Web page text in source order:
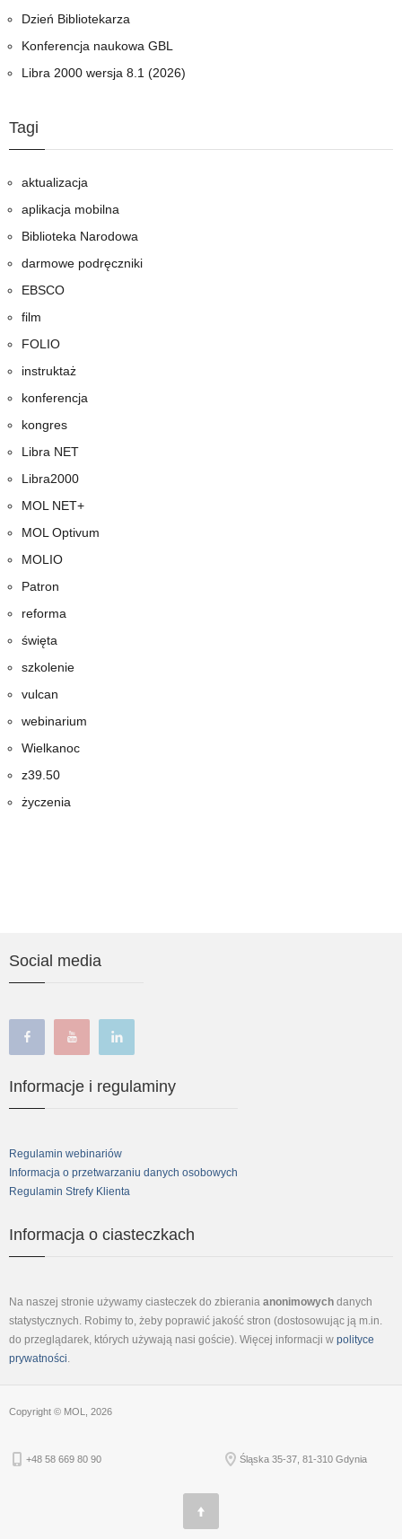
Dzień Bibliotekarza
Konferencja naukowa GBL
Libra 2000 wersja 8.1 (2026)
Tagi
aktualizacja
aplikacja mobilna
Biblioteka Narodowa
darmowe podręczniki
EBSCO
film
FOLIO
instruktaż
konferencja
kongres
Libra NET
Libra2000
MOL NET+
MOL Optivum
MOLIO
Patron
reforma
święta
szkolenie
vulcan
webinarium
Wielkanoc
z39.50
życzenia
Social media
Informacje i regulaminy
Regulamin webinariów
Informacja o przetwarzaniu danych osobowych
Regulamin Strefy Klienta
Informacja o ciasteczkach
Na naszej stronie używamy ciasteczek do zbierania anonimowych danych
statystycznych. Robimy to, żeby poprawić jakość stron (dostosowując ją m.in.
do przeglądarek, których używają nasi goście). Więcej informacji w polityce
prywatności.
Copyright © MOL, 2026
+48 58 669 80 90 Śląska 35-37, 81-310 Gdynia